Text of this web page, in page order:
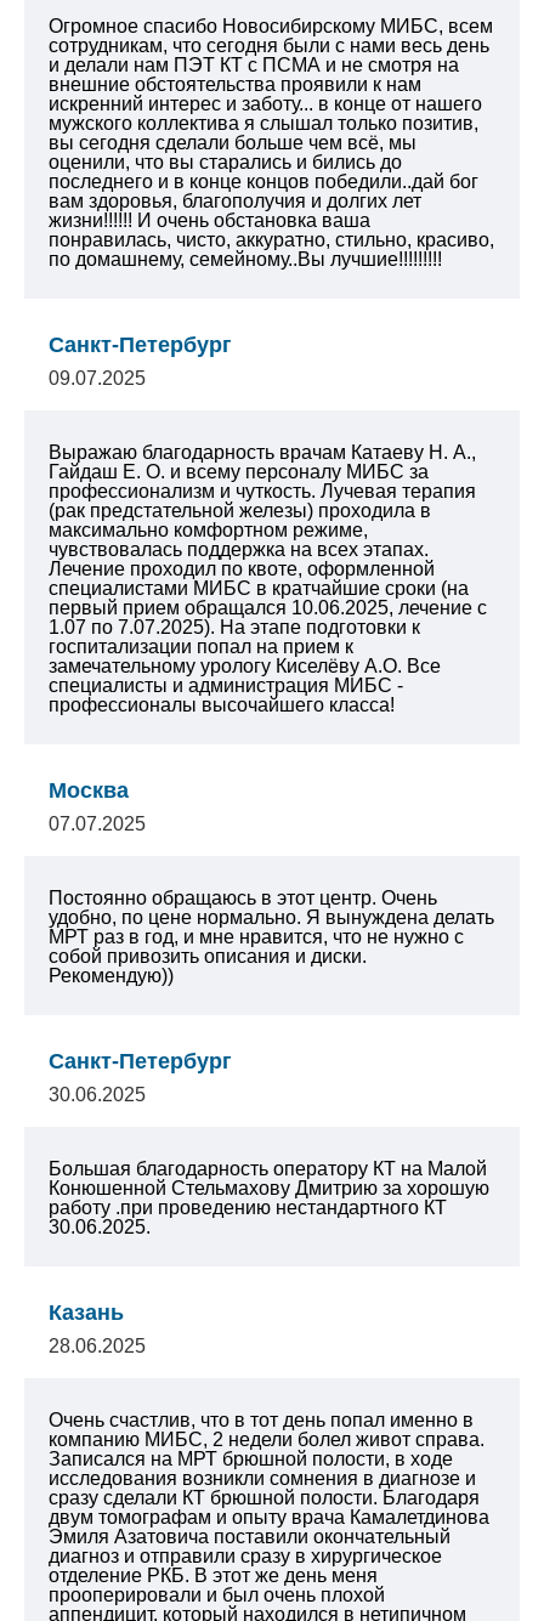
Огромное спасибо Новосибирскому МИБС, всем
сотрудникам, что сегодня были с нами весь день
и делали нам ПЭТ КТ с ПСМА и не смотря на
внешние обстоятельства проявили к нам
искренний интерес и заботу... в конце от нашего
мужского коллектива я слышал только позитив,
вы сегодня сделали больше чем всё, мы
оценили, что вы старались и бились до
последнего и в конце концов победили..дай бог
вам здоровья, благополучия и долгих лет
жизни!!!!!! И очень обстановка ваша
понравилась, чисто, аккуратно, стильно, красиво,
по домашнему, семейному..Вы лучшие!!!!!!!!!
Санкт-Петербург
09.07.2025
Выражаю благодарность врачам Катаеву Н. А.,
Гайдаш Е. О. и всему персоналу МИБС за
профессионализм и чуткость. Лучевая терапия
(рак предстательной железы) проходила в
максимально комфортном режиме,
чувствовалась поддержка на всех этапах.
Лечение проходил по квоте, оформленной
специалистами МИБС в кратчайшие сроки (на
первый прием обращался 10.06.2025, лечение с
1.07 по 7.07.2025). На этапе подготовки к
госпитализации попал на прием к
замечательному урологу Киселёву А.О. Все
специалисты и администрация МИБС -
профессионалы высочайшего класса!
Москва
07.07.2025
Постоянно обращаюсь в этот центр. Очень
удобно, по цене нормально. Я вынуждена делать
МРТ раз в год, и мне нравится, что не нужно с
собой привозить описания и диски.
Рекомендую))
Санкт-Петербург
30.06.2025
Большая благодарность оператору КТ на Малой
Конюшенной Стельмахову Дмитрию за хорошую
работу .при проведению нестандартного КТ
30.06.2025.
Казань
28.06.2025
Очень счастлив, что в тот день попал именно в
компанию МИБС, 2 недели болел живот справа.
Записался на МРТ брюшной полости, в ходе
исследования возникли сомнения в диагнозе и
сразу сделали КТ брюшной полости. Благодаря
двум томографам и опыту врача Камалетдинова
Эмиля Азатовича поставили окончательный
диагноз и отправили сразу в хирургическое
отделение РКБ. В этот же день меня
прооперировали и был очень плохой
аппендицит, который находился в нетипичном